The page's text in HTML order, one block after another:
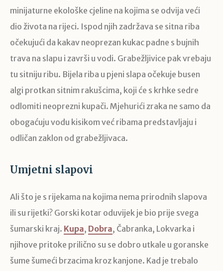
minijaturne ekološke cjeline na kojima se odvija veći
dio života na rijeci. Ispod njih zadržava se sitna riba
očekujući da kakav neoprezan kukac padne s bujnih
trava na slapu i završi u vodi. Grabežljivice pak vrebaju
tu sitniju ribu. Bijela riba u pjeni slapa očekuje busen
algi protkan sitnim rakušcima, koji će s krhke sedre
odlomiti neoprezni kupači. Mjehurići zraka ne samo da
obogaćuju vodu kisikom već ribama predstavljaju i
odličan zaklon od grabežljivaca.
Umjetni slapovi
Ali što je s rijekama na kojima nema prirodnih slapova
ili su rijetki? Gorski kotar oduvijek je bio prije svega
šumarski kraj. Kupa, Dobra, Čabranka, Lokvarka i
njihove pritoke prilično su se dobro utkale u goranske
šume šumeći brzacima kroz kanjone. Kad je trebalo